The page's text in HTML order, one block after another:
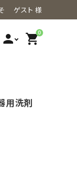
ゲスト 様
person 0
shopping_cart
用洗剤